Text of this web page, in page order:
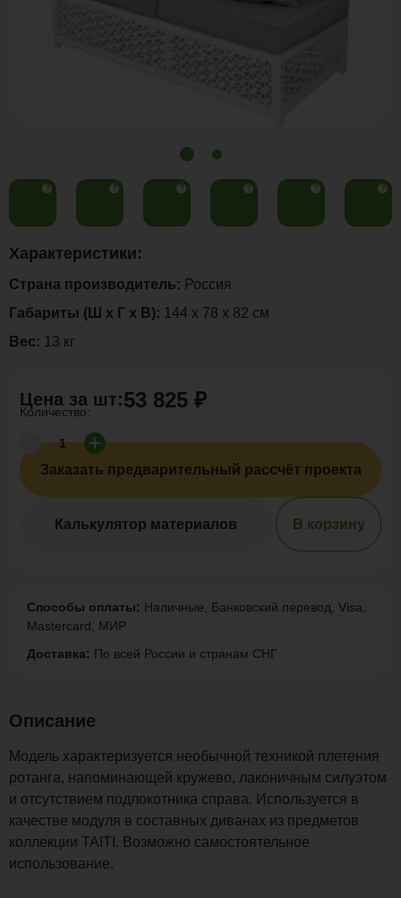
? ? ? ? ? ?
Цена за шт:53 825 ₽
Количество:
Заказать предварительный рассчёт проекта
Калькулятор материалов В корзину
Способы оплаты: Наличные, Банковский перевод, Visa,
Mastercard, МИР
Доставка: По всей России и странам СНГ
Характеристики:
Страна производитель: Россия
Габариты (Ш х Г х В): 144 х 78 х 82 см
Вес: 13 кг
Описание
Модель характеризуется необычной техникой плетения
ротанга, напоминающей кружево, лаконичным силуэтом
и отсутствием подлокотника справа. Используется в
качестве модуля в составных диванах из предметов
коллекции TAITI. Возможно самостоятельное
использование.